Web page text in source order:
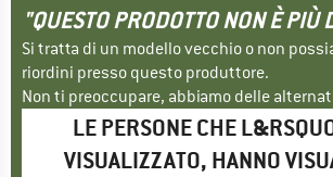
"QUESTO PRODOTTO NON È
Si tratta di un modello vecchio o non
riordini presso questo produttore.
Non ti preoccupare, abbiamo delle
LE PERSONE CHE
VISUALIZZATO, HANNO